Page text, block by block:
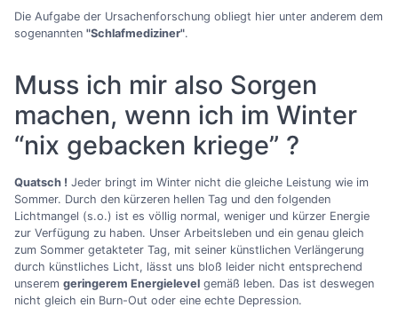
Die Aufgabe der Ursachenforschung obliegt hier unter anderem dem
sogenannten "Schlafmediziner".
Muss ich mir also Sorgen
machen, wenn ich im Winter
“nix gebacken kriege” ?
Quatsch ! Jeder bringt im Winter nicht die gleiche Leistung wie im
Sommer. Durch den kürzeren hellen Tag und den folgenden
Lichtmangel (s.o.) ist es völlig normal, weniger und kürzer Energie
zur Verfügung zu haben. Unser Arbeitsleben und ein genau gleich
zum Sommer getakteter Tag, mit seiner künstlichen Verlängerung
durch künstliches Licht, lässt uns bloß leider nicht entsprechend
unserem geringerem Energielevel gemäß leben. Das ist deswegen
nicht gleich ein Burn-Out oder eine echte Depression.